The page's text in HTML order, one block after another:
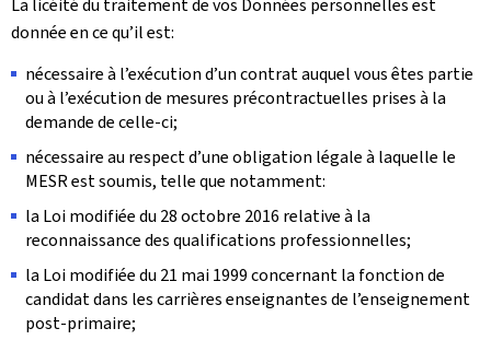
donnée en ce qu’il est:
nécessaire à l’exécution d’un contrat auquel vous êtes partie
ou à l’exécution de mesures précontractuelles prises à la
demande de celle-ci;
nécessaire au respect d’une obligation légale à laquelle le
MESR est soumis, telle que notamment:
la Loi modifiée du 28 octobre 2016 relative à la
reconnaissance des qualifications professionnelles;
la Loi modifiée du 21 mai 1999 concernant la fonction de
candidat dans les carrières enseignantes de l’enseignement
post-primaire;